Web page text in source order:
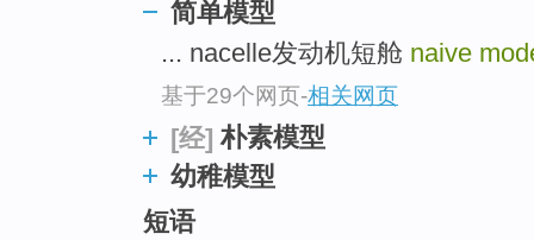
简单模型
... nacelle发动机短舱 naive
基于29个网页-相关网页
[经] 朴素模型
幼稚模型
短语